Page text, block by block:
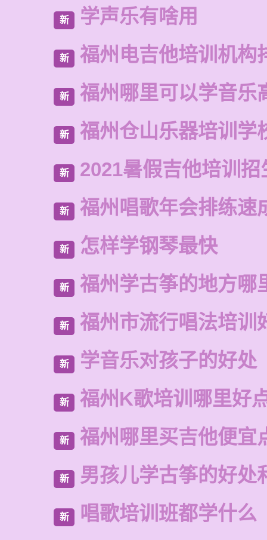
新 学声乐有啥用
新 福州电吉他培训机构
新 福州哪里可以学音乐
新 福州仓山乐器培训学
新 2021暑假吉他培训招
新 福州唱歌年会排练速
新 怎样学钢琴最快
新 福州学古筝的地方哪
新 福州市流行唱法培训
新 学音乐对孩子的好处
新 福州K歌培训哪里好
新 福州哪里买吉他便宜
新 男孩儿学古筝的好处
新 唱歌培训班都学什么